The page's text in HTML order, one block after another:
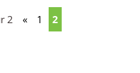
2 « 1 2